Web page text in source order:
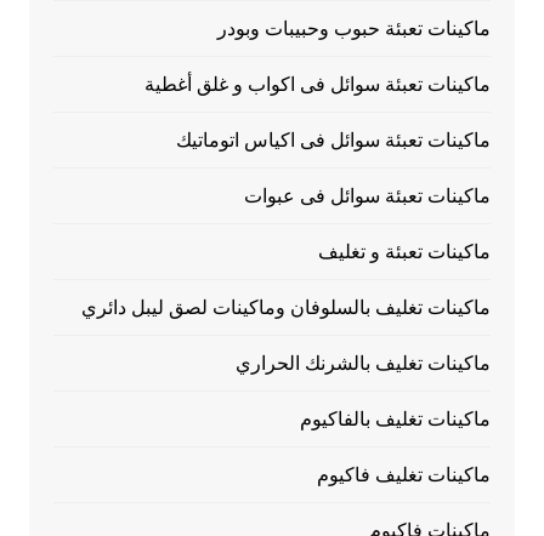
ماكينات تعبئة حبوب وحبيبات وبودر
ماكينات تعبئة سوائل فى اكواب و غلق أغطية
ماكينات تعبئة سوائل فى اكياس اتوماتيك
ماكينات تعبئة سوائل فى عبوات
ماكينات تعبئة و تغليف
ماكينات تغليف بالسلوفان وماكينات لصق ليبل دائري
ماكينات تغليف بالشرنك الحراري
ماكينات تغليف بالفاكيوم
ماكينات تغليف فاكيوم
ماكينات فاكيوم